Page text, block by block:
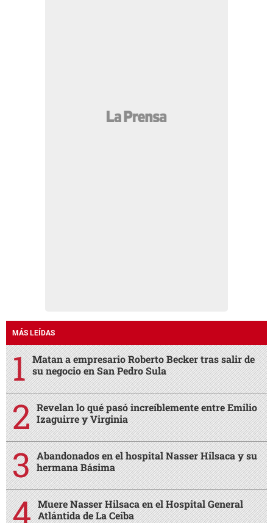
MÁS LEÍDAS
Matan a empresario Roberto Becker tras salir de
su negocio en San Pedro Sula
Revelan lo qué pasó increíblemente entre Emilio
Izaguirre y Virginia
Abandonados en el hospital Nasser Hilsaca y su
hermana Básima
Muere Nasser Hilsaca en el Hospital General
Atlántida de La Ceiba